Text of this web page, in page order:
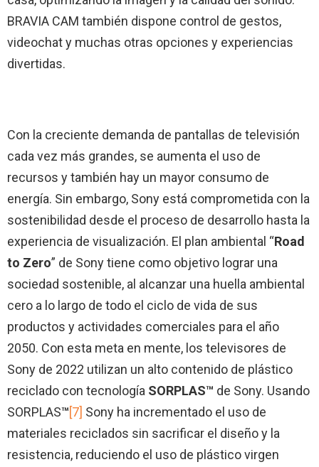
BRAVIA CAM también dispone control de gestos,
videochat y muchas otras opciones y experiencias
divertidas.
Con la creciente demanda de pantallas de televisión
cada vez más grandes, se aumenta el uso de
recursos y también hay un mayor consumo de
energía. Sin embargo, Sony está comprometida con la
sostenibilidad desde el proceso de desarrollo hasta la
experiencia de visualización. El plan ambiental “Road
to Zero” de Sony tiene como objetivo lograr una
sociedad sostenible, al alcanzar una huella ambiental
cero a lo largo de todo el ciclo de vida de sus
productos y actividades comerciales para el año
2050. Con esta meta en mente, los televisores de
Sony de 2022 utilizan un alto contenido de plástico
reciclado con tecnología SORPLAS™ de Sony. Usando
SORPLAS™[7] Sony ha incrementado el uso de
materiales reciclados sin sacrificar el diseño y la
resistencia, reduciendo el uso de plástico virgen